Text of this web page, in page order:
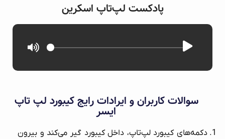
پادکست لپ‌تاپ اسکرین
سوالات کاربران و ایرادات رایج کیبورد لپ‌ تاپ
ایسر
دکمه‌های کیبورد لپ‌تاپ، داخل کیبورد گیر می‌کند و بیرون